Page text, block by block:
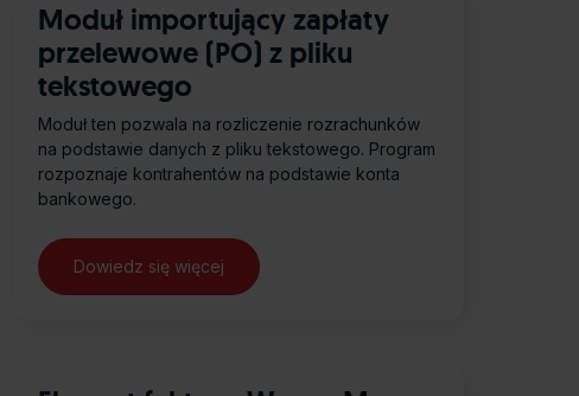
Moduł importujący zapłaty
przelewowe (PO) z pliku
tekstowego
Moduł ten pozwala na rozliczenie rozrachunków
na podstawie danych z pliku tekstowego. Program
rozpoznaje kontrahentów na podstawie konta
bankowego.